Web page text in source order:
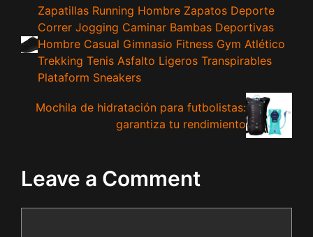
Zapatillas Running Hombre Zapatos Deporte
Correr Jogging Caminar Bambas Deportivas
Hombre Casual Gimnasio Fitness Gym Atlético
Trekking Tenis Asfalto Ligeros Transpirables
Plataform Sneakers
Mochila de hidratación para futbolistas:
garantiza tu rendimiento
Leave a Comment